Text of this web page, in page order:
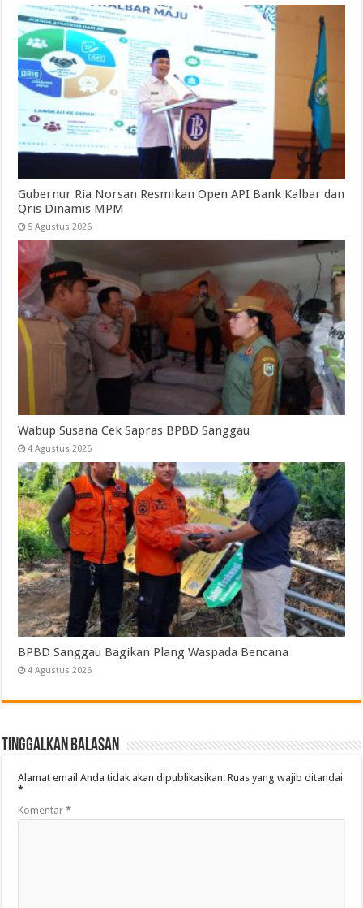
Gubernur Ria Norsan Resmikan Open API Bank Kalbar dan
Qris Dinamis MPM
5 Agustus 2026
Wabup Susana Cek Sapras BPBD Sanggau
4 Agustus 2026
BPBD Sanggau Bagikan Plang Waspada Bencana
4 Agustus 2026
Tinggalkan Balasan
Alamat email Anda tidak akan dipublikasikan. Ruas yang wajib ditandai
*
Komentar*